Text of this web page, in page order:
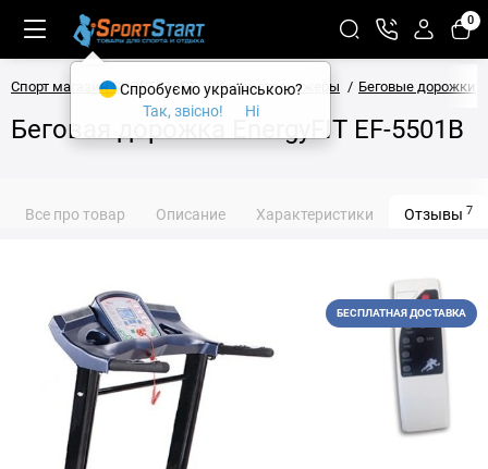
0
Спорт магазин SPORTSTART Кардиотренажеры Беговые дорожки
Беговая дорожка EnergyFIT EF-5501В
Все про товар Описание Характеристики Отзывы 7
БЕСПЛАТНАЯ ДОСТАВКА
Спробуємо українською?
Так, звісно!
Ні